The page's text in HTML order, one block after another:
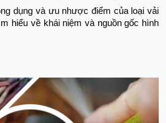
dụng và ưu nhược điểm của loại vải
hiểu về khái niệm và nguồn gốc hình